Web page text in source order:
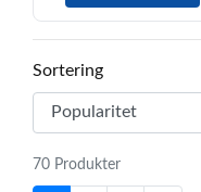
Sortering
70 Produkter